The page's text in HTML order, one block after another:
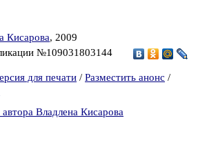
Кисарова, 2009
№109031803144
для печати / Разместить анонс /
Владлена Кисарова